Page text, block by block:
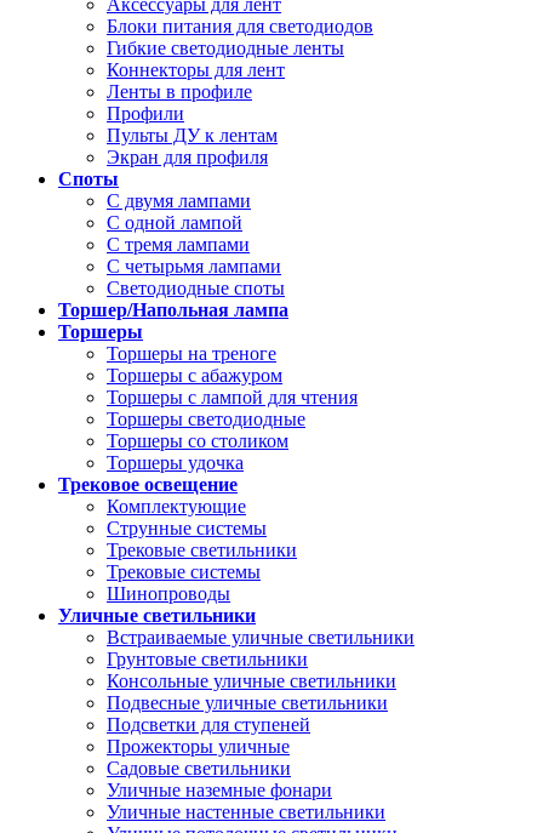
Аксессуары для лент
Блоки питания для светодиодов
Гибкие светодиодные ленты
Коннекторы для лент
Ленты в профиле
Профили
Пульты ДУ к лентам
Экран для профиля
Споты
С двумя лампами
С одной лампой
С тремя лампами
С четырьмя лампами
Светодиодные споты
Торшер/Напольная лампа
Торшеры
Торшеры на треноге
Торшеры с абажуром
Торшеры с лампой для чтения
Торшеры светодиодные
Торшеры со столиком
Торшеры удочка
Трековое освещение
Комплектующие
Струнные системы
Трековые светильники
Трековые системы
Шинопроводы
Уличные светильники
Встраиваемые уличные светильники
Грунтовые светильники
Консольные уличные светильники
Подвесные уличные светильники
Подсветки для ступеней
Прожекторы уличные
Садовые светильники
Уличные наземные фонари
Уличные настенные светильники